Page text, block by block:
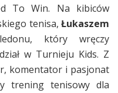
To Win. Na kibiców
tenisa, Łukaszem
który wręczy
w Turnieju Kids. Z
komentator i pasjonat
trening tenisowy dla